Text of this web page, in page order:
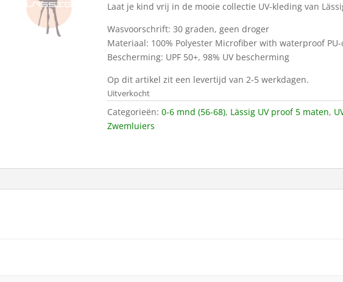
Laat je kind vrij in de mooie collectie UV-kleding van
Wasvoorschrift: 30 graden, geen droger
Materiaal: 100% Polyester Microfiber with waterproof
Bescherming: UPF 50+, 98% UV bescherming
Op dit artikel zit een levertijd van 2-5 werkdagen.
Uitverkocht
Categorieën: 0-6 mnd (56-68), Lässig UV proof 5 maten,
Zwemluiers